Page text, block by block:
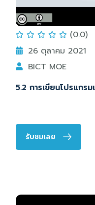
(0.0)
26 ตุลาคม 2021
BICT MOE
5.2 การเขียนโปรแกร
รับชมเลย